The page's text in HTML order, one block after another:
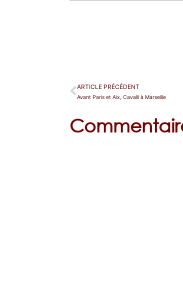
ARTICLE PRÉCÉDENT
Avant Paris et Aix, Cavalli à Marseille